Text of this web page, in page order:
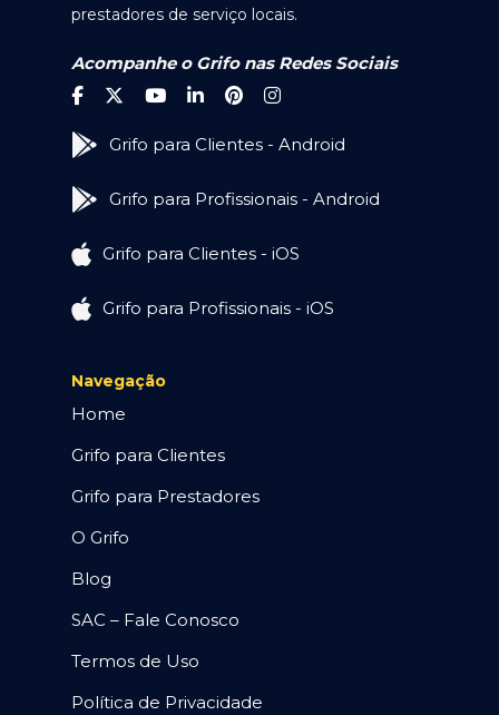
prestadores de serviço locais.
Acompanhe o Grifo nas Redes Sociais
Grifo para Clientes - Android
Grifo para Profissionais - Android
Grifo para Clientes - iOS
Grifo para Profissionais - iOS
Navegação
Home
Grifo para Clientes
Grifo para Prestadores
O Grifo
Blog
SAC – Fale Conosco
Termos de Uso
Política de Privacidade